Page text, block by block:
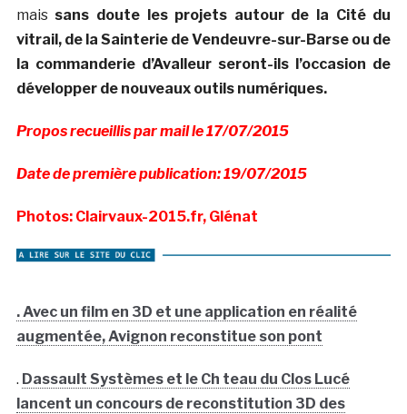
mais sans doute les projets autour de la Cité du
vitrail, de la Sainterie de Vendeuvre-sur-Barse ou de
la commanderie d’Avalleur seront-ils l’occasion de
développer de nouveaux outils numériques.
Propos recueillis par mail le 17/07/2015
Date de première publication: 19/07/2015
Photos: Clairvaux-2015.fr, Glénat
. Avec un film en 3D et une application en réalité
augmentée, Avignon reconstitue son pont
. Dassault Systèmes et le Ch teau du Clos Lucé
lancent un concours de reconstitution 3D des